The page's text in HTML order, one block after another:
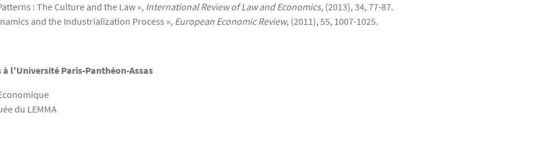
: The Culture and the Law », International Review of Law and Economics, (2013), 34, 77-87.
and the Industrialization Process », European Economic Review, (2011), 55, 1007-1025.
l'Université Paris-Panthéon-Assas
du LEMMA